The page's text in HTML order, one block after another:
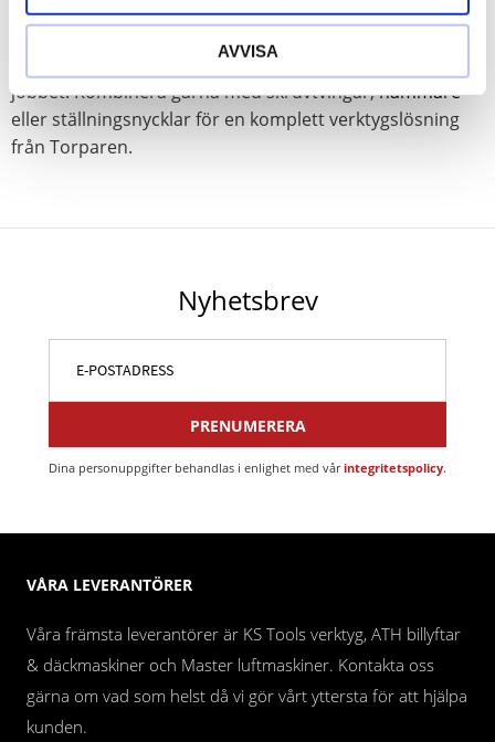
AVVISA
rivningstekniker har vi brytverktygen som underlättar
jobbet. Kombinera gärna med skruvtvingar,hammare
eller ställningsnycklar för en komplett verktygslösning
från Torparen.
Nyhetsbrev
PRENUMERERA
Dina personuppgifter behandlas i enlighet med vårintegritetspolicy.
VÅRA LEVERANTÖRER
Våra främsta leverantörer är KS Tools verktyg, ATH billyftar
& däckmaskiner och Master luftmaskiner. Kontakta oss
gärna om vad som helst då vi gör vårt yttersta för att hjälpa
kunden.